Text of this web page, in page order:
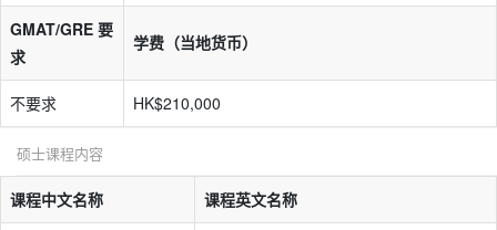
GMAT/GRE 要
求
学费（当地货币）
不要求 HK$210,000
硕士课程内容
课程中文名称 课程英文名称